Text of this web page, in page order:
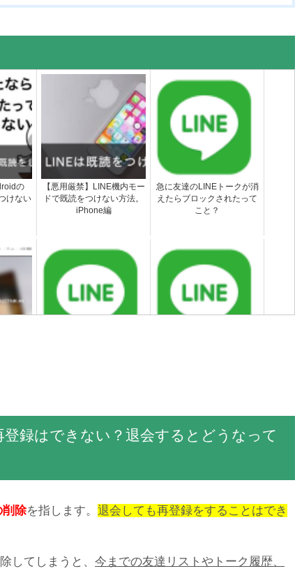
の
けない
【悪用厳禁】LINE機内モー
ドで既読をつけない方法。
iPhone編
急に友達のLINEトークが消
えたらブロックされたって
こと？
録はできない？退会するとどうなって
削除を指します。 退会しても再登録をすることはでき
してしまうと、 今までの友達リストやトーク履歴、